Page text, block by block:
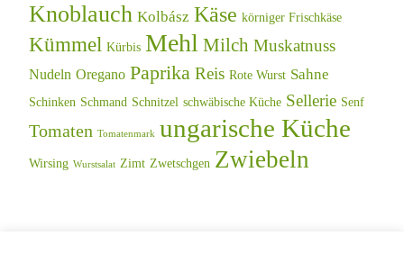
Knoblauch Kolbász Käse körniger Frischkäse
Kümmel Kürbis Mehl Milch Muskatnuss
Nudeln Oregano Paprika Reis Rote Wurst Sahne
Schinken Schmand Schnitzel schwäbische Küche Sellerie Senf
Tomaten Tomatenmark ungarische Küche
Wirsing Wurstsalat Zimt Zwetschgen Zwiebeln